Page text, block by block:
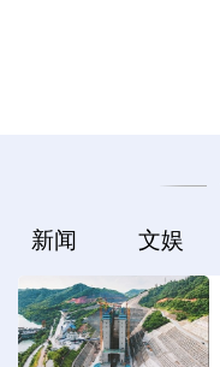
新闻 文娱